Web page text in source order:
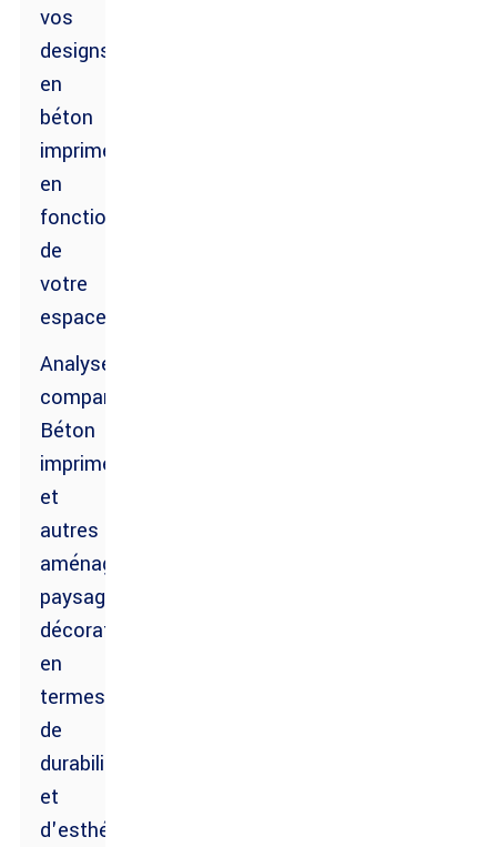
vos
designs
en
béton
imprimé
en
fonction
de
votre
espace
Analyse
comparative :
Béton
imprimé
et
autres
aménagements
paysagers
décoratifs
en
termes
de
durabilité
et
d'esthétique